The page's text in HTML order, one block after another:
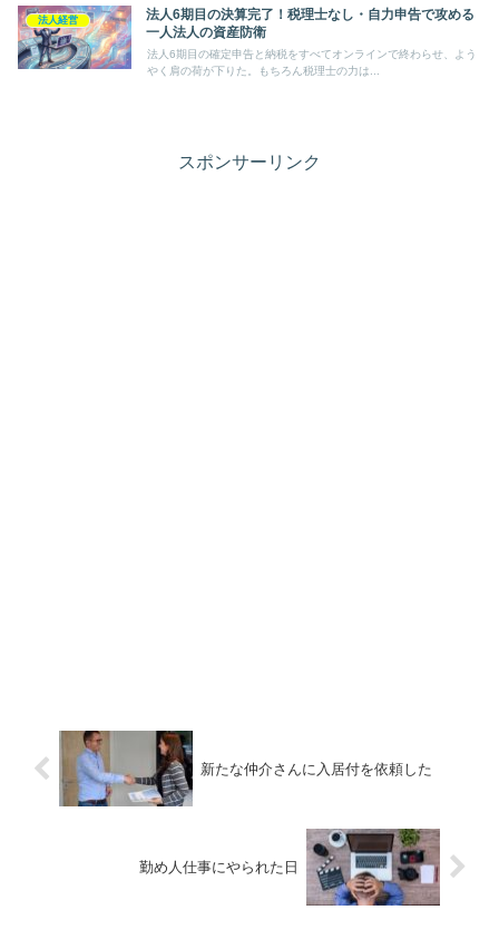
法人経営
法人6期目の決算完了！税理士なし・自力申告で攻める
一人法人の資産防衛
法人6期目の確定申告と納税をすべてオンラインで終わらせ、よう
やく肩の荷が下りた。もちろん税理士の力は...
スポンサーリンク
新たな仲介さんに入居付を依頼した
勤め人仕事にやられた日